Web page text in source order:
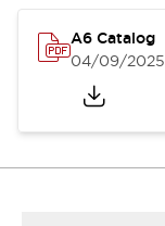
A6 Catalog
04/09/2025